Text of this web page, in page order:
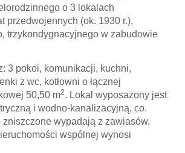
o 3 lokalach
przedwojennych (ok. 1930 r.),
trzykondygnacyjnego w zabudowie
3 pokoi, komunikacji, kuchni,
z wc, kotłowni o łącznej
50,50 m2. Lokal wyposażony jest
i wodno-kanalizacyjną, co.
wypadają z zawiasów.
wspólnej wynosi